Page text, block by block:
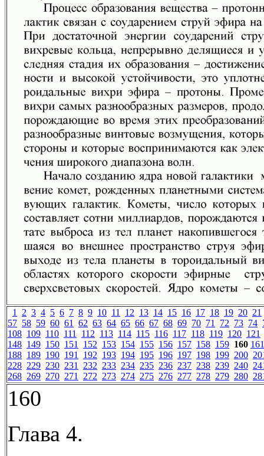
1 2 3 4 5 6 7 8 9 10 11 12 13 14 15 16 17 18 19 20 21
57 58 59 60 61 62 63 64 65 66 67 68 69 70 71 72 73 74
108 109 110 111 112 113 114 115 116 117 118 119 120 121
148 149 150 151 152 153 154 155 156 157 158 159 160 161
188 189 190 191 192 193 194 195 196 197 198 199 200
228 229 230 231 232 233 234 235 236 237 238 239 240
268 269 270 271 272 273 274 275 276 277 278 279 280
160
Глава 4.